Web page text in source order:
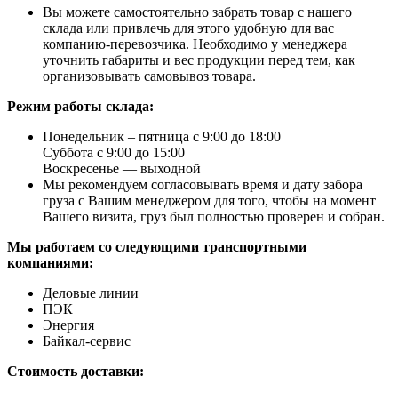
Вы можете самостоятельно забрать товар с нашего
склада или привлечь для этого удобную для вас
компанию-перевозчика. Необходимо у менеджера
уточнить габариты и вес продукции перед тем, как
организовывать самовывоз товара.
Режим работы склада:
Понедельник – пятница с 9:00 до 18:00
Суббота с 9:00 до 15:00
Воскресенье — выходной
Мы рекомендуем согласовывать время и дату забора
груза с Вашим менеджером для того, чтобы на момент
Вашего визита, груз был полностью проверен и собран.
Мы работаем со следующими транспортными
компаниями:
Деловые линии
ПЭК
Энергия
Байкал-сервис
Стоимость доставки: